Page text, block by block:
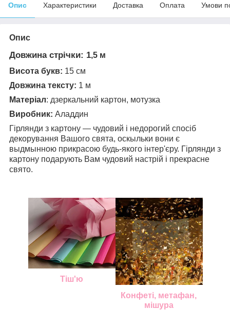
Опис Характеристики Доставка Оплата Умови
Опис
Довжина стрічки: 1,5 м
Висота букв: 15 см
Довжина тексту: 1 м
Матеріал: дзеркальний картон, мотузка
Виробник: Аладдин
Гірлянди з картону — чудовий і недорогий спосіб
декорування Вашого свята, оскыльки вони є
выдмынною прикрасою будь-якого інтер'єру. Гірлянди з
картону подарують Вам чудовий настрій і прекрасне
свято.
Тіш'ю
Конфеті, метафан,
мішура